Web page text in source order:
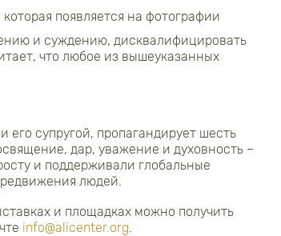
появляется на фотографии
и суждению, дисквалифицировать
что любое из вышеуказанных
супругой, пропагандирует шесть
дар, уважение и духовность –
и поддерживали глобальные
людей.
и площадках можно получить
info@alicenter.org.